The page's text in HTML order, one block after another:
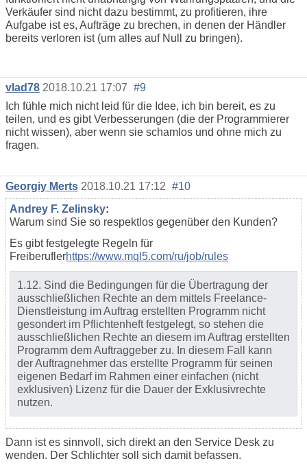
Verkäufer sind nicht dazu bestimmt, zu profitieren, ihre
Aufgabe ist es, Aufträge zu brechen, in denen der Händler
bereits verloren ist (um alles auf Null zu bringen).
vlad78 2018.10.21 17:07 #9
Ich fühle mich nicht leid für die Idee, ich bin bereit, es zu
teilen, und es gibt Verbesserungen (die der Programmierer
nicht wissen), aber wenn sie schamlos und ohne mich zu
fragen.
Georgiy Merts 2018.10.21 17:12 #10
Andrey F. Zelinsky:
Warum sind Sie so respektlos gegenüber den Kunden?
Es gibt festgelegte Regeln für
Freiberuflerhttps://www.mql5.com/ru/job/rules
1.12. Sind die Bedingungen für die Übertragung der
ausschließlichen Rechte an dem mittels Freelance-
Dienstleistung im Auftrag erstellten Programm nicht
gesondert im Pflichtenheft festgelegt, so stehen die
ausschließlichen Rechte an diesem im Auftrag erstellten
Programm dem Auftraggeber zu. In diesem Fall kann
der Auftragnehmer das erstellte Programm für seinen
eigenen Bedarf im Rahmen einer einfachen (nicht
exklusiven) Lizenz für die Dauer der Exklusivrechte
nutzen.
Dann ist es sinnvoll, sich direkt an den Service Desk zu
wenden. Der Schlichter soll sich damit befassen.